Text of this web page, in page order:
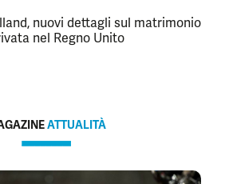
nuovi dettagli sul matrimonio
nel Regno Unito
ATTUALITÀ